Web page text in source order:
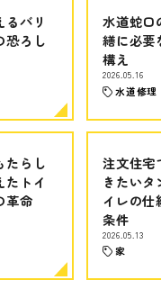
るバリ
恐ろし
水道蛇口
繕に必要
構え
2026.05.16
水道修理
たらし
たトイ
革命
注文住宅
きたいタ
イレの仕
条件
2026.05.13
家